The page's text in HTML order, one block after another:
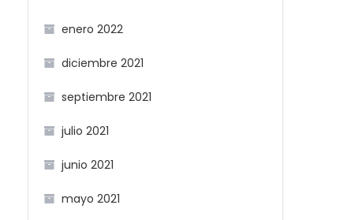
enero 2022
diciembre 2021
septiembre 2021
julio 2021
junio 2021
mayo 2021